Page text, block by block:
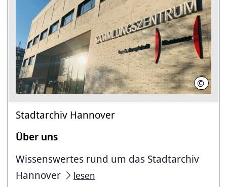
©
Stadtarchiv Hannover
Über uns
Wissenswertes rund um das Stadtarchiv
Hannover
lesen